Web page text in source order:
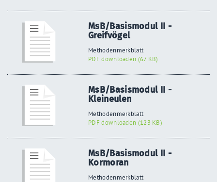
MsB/Basismodul II -
Greifvögel
Methodenmerkblatt
PDF downloaden (67 KB)
MsB/Basismodul II -
Kleineulen
Methodenmerkblatt
PDF downloaden (123 KB)
MsB/Basismodul II -
Kormoran
Methodenmerkblatt